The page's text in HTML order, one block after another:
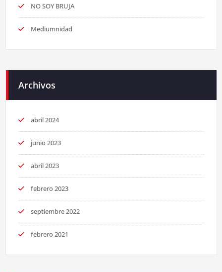
NO SOY BRUJA
Mediumnidad
Archivos
abril 2024
junio 2023
abril 2023
febrero 2023
septiembre 2022
febrero 2021